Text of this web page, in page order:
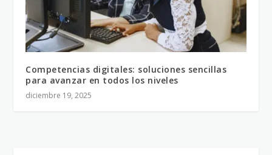
Competencias digitales: soluciones sencillas
para avanzar en todos los niveles
diciembre 19, 2025